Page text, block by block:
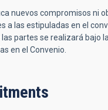
nuevos compromisos ni
a las estipuladas en el
las partes se realizará bajo
en el Convenio.